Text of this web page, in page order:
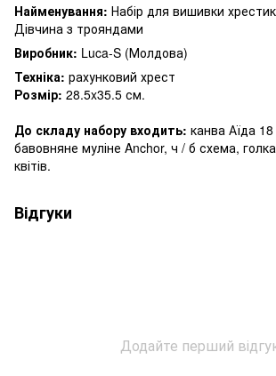
Найменування: Набір для вишивки
Дівчина з трояндами
Виробник: Luca-S (Молдова)
Техніка: рахунковий хрест
Розмір: 28.5x35.5 см.
До складу набору входить: канва Аїда
бавовняне муліне Anchor, ч / б схема,
квітів.
Відгуки
Додайте перший